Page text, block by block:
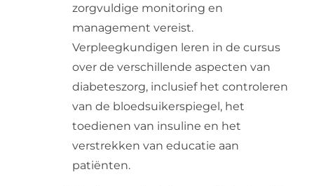
zorgvuldige monitoring en
management vereist.
Verpleegkundigen leren in de cursus
over de verschillende aspecten van
diabeteszorg, inclusief het controleren
van de bloedsuikerspiegel, het
toedienen van insuline en het
verstrekken van educatie aan
patiënten.